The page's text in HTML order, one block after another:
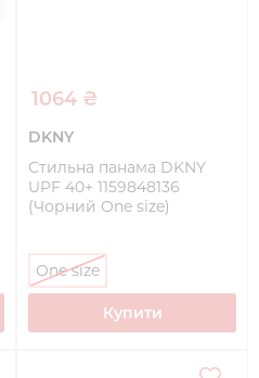
1064 ₴
DKNY
Стильна панама DKNY
UPF 40+ 1159848136
(Чорний One size)
One size
Купити